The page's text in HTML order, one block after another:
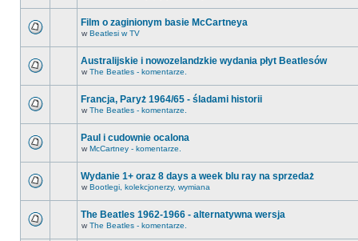
Film o zaginionym basie McCartneya
w Beatlesi w TV
Australijskie i nowozelandzkie wydania płyt Beatlesów
w The Beatles - komentarze.
Francja, Paryż 1964/65 - śladami historii
w The Beatles - komentarze.
Paul i cudownie ocalona
w McCartney - komentarze.
Wydanie 1+ oraz 8 days a week blu ray na sprzedaż
w Bootlegi, kolekcjonerzy, wymiana
The Beatles 1962-1966 - alternatywna wersja
w The Beatles - komentarze.